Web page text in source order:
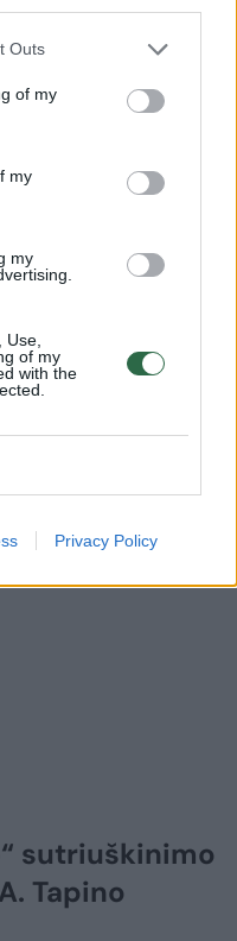
Outs
of my
my
my
of my
with the
Privacy Policy
vartotojai.
sutriuškinimo
Tapino